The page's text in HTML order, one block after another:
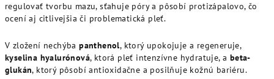
regulovať tvorbu mazu, sťahuje póry a pôsobí protizápalovo, čo
ocení aj citlivejšia či problematická pleť.
V zložení nechýbapanthenol, ktorý upokojuje a regeneruje,
kyselina hyalurónová, ktorá pleť intenzívne hydratuje, a beta-
glukán, ktorý pôsobí antioxidačne a posilňuje kožnú bariéru.